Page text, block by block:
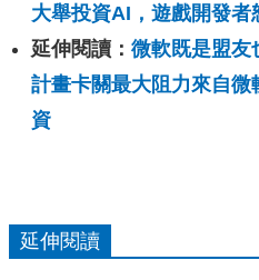
大舉投資AI，遊戲開發者
延伸閱讀： 微軟既是盟友
計畫卡關最大阻力來自
資
延伸閱讀